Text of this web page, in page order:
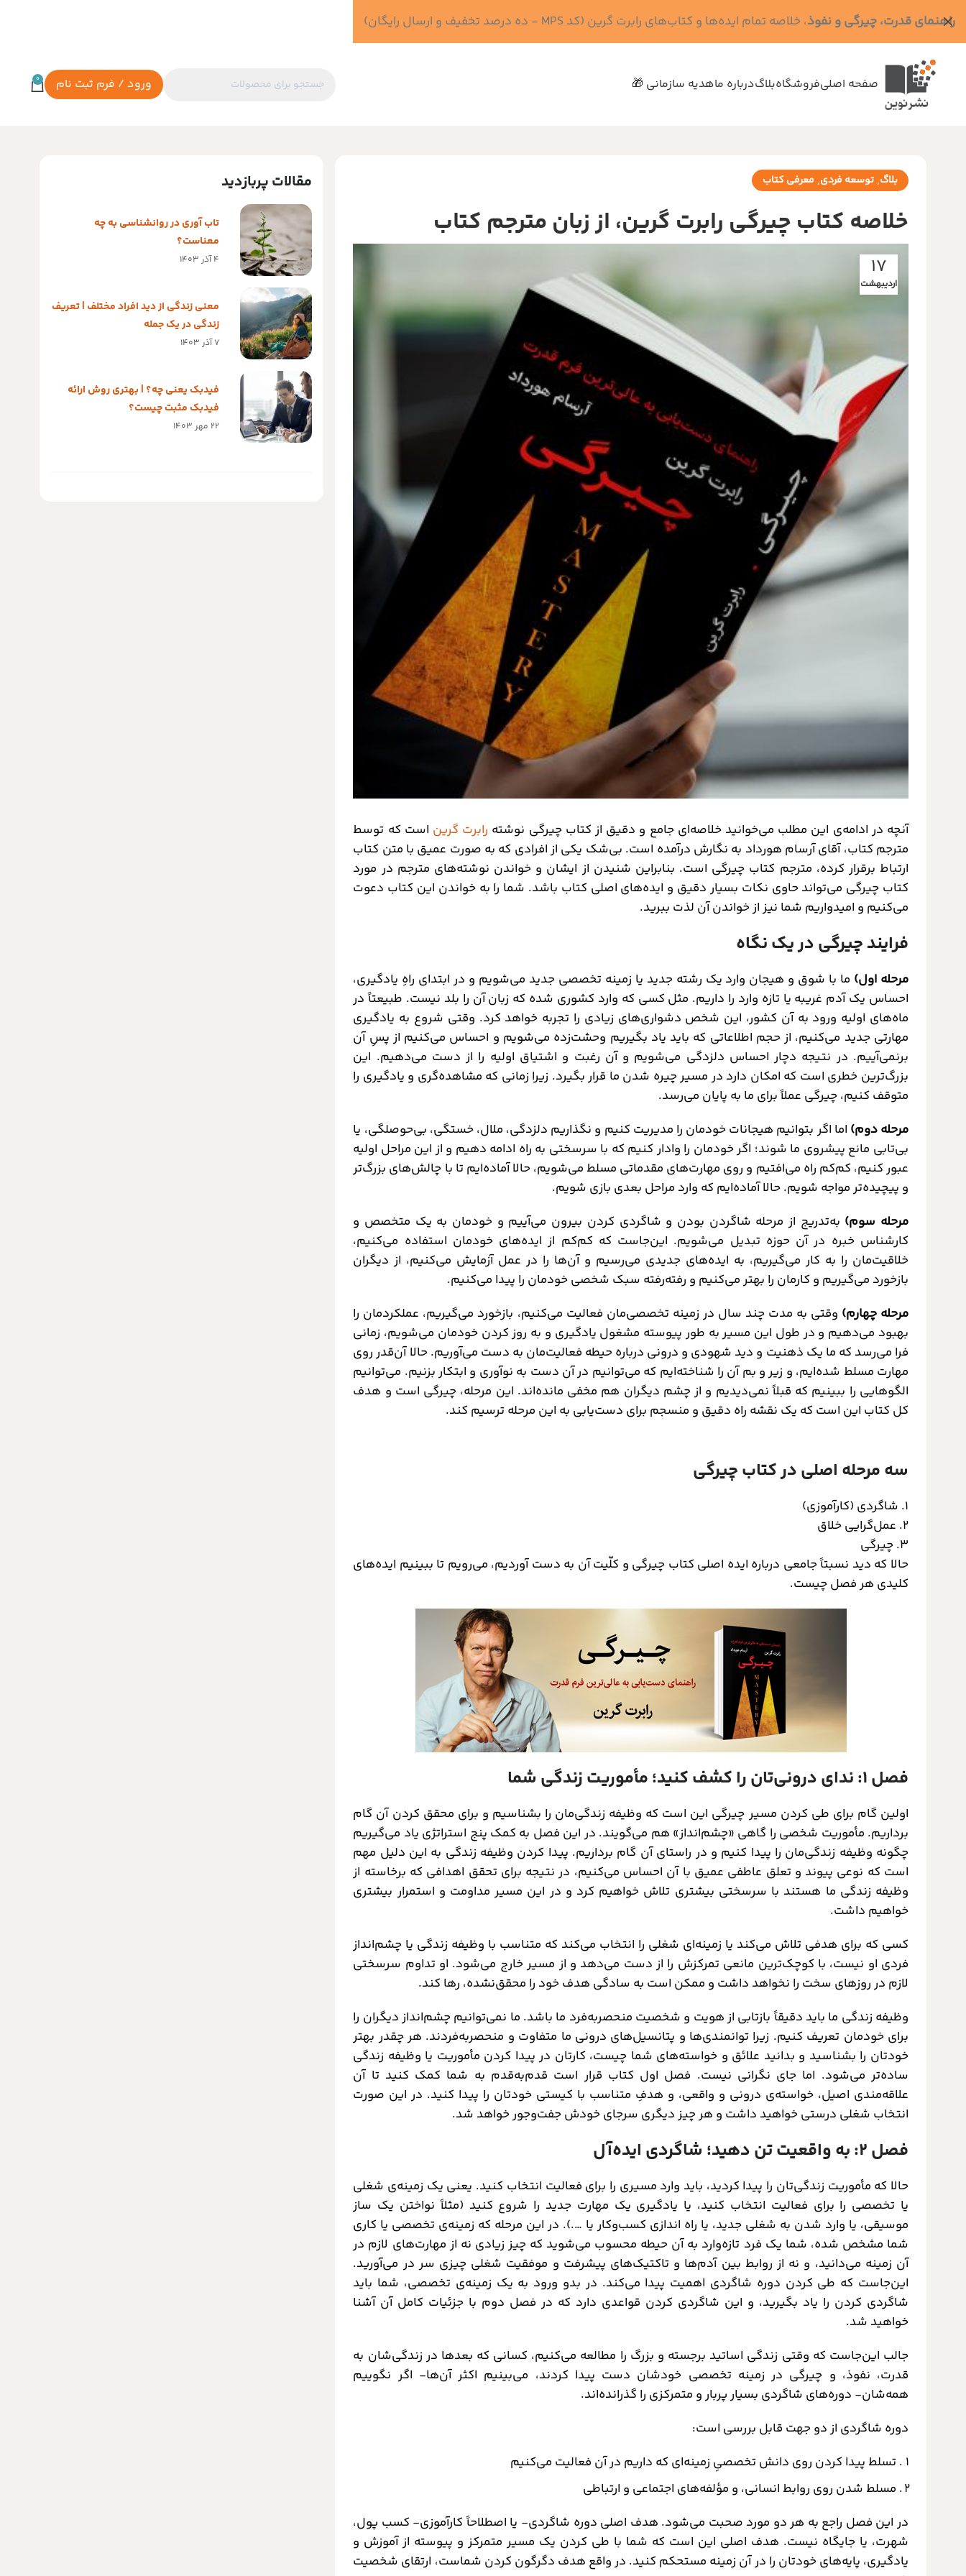
صفحه اصلیفروشگاهبلاگدرباره ماهدیه سازمانی 🎁 ورود / فرم ثبت نام 0
بلاگ, توسعه فردی, معرفی کتاب
خلاصه کتاب چیرگی رابرت گرین، از زبان مترجم کتاب
17
اردیبهشت
آنچه در ادامه‌ی این مطلب می‌خوانید خلاصه‌ای جامع و دقیق از کتاب چیرگی نوشته رابرت گرین است که توسط
مترجم کتاب، آقای آرسام هورداد به نگارش درآمده است. بی‌شک یکی از افرادی که به صورت عمیق با متن کتاب
ارتباط برقرار کرده،‌ مترجم کتاب چیرگی است. بنابراین شنیدن از ایشان و خواندن نوشته‌های مترجم در مورد
کتاب چیرگی می‌تواند حاوی نکات بسیار دقیق و ایده‌های اصلی کتاب باشد. شما را به خواندن این کتاب دعوت
می‌کنیم و امیدواریم شما نیز از خواندن آن لذت ببرید.
فرایند چیرگی در یک نگاه
مرحله اول) ما با شوق و هیجان وارد یک رشته جدید یا زمینه تخصصی جدید می‌شویم و در ابتدای راهِ یادگیری،
احساس یک آدم غریبه یا تازه وارد را داریم. مثل کسی که وارد کشوری شده که زبان آن را بلد نیست. طبیعتاً در
ماه‌های اولیه ورود به آن کشور، این شخص دشواری‌های زیادی را تجربه خواهد کرد. وقتی شروع به یادگیری
مهارتی جدید می‌کنیم، از حجم اطلاعاتی که باید یاد بگیریم وحشت‌زده می‌شویم و احساس می‌کنیم از پسِ آن
برنمی‌آییم. در نتیجه دچار احساس دلزدگی می‌شویم و آن رغبت و اشتیاق اولیه را از دست می‌دهیم. این
بزرگ‌ترین خطری است که امکان دارد در مسیر چیره شدن ما قرار بگیرد. زیرا زمانی که مشاهده‌گری و یادگیری را
متوقف کنیم، چیرگی عملاً برای ما به پایان می‌رسد.
مرحله دوم) اما اگر بتوانیم هیجانات خودمان را مدیریت کنیم و نگذاریم دلزدگی، ملال، خستگی، بی‌حوصلگی، یا
بی‌تابی مانع پیشروی ما شوند؛ اگر خودمان را وادار کنیم که با سرسختی به راه ادامه دهیم و از این مراحل اولیه
عبور کنیم، کم‌کم راه می‌افتیم و روی مهارت‌های مقدماتی مسلط می‌شویم، حالا آماده‌ایم تا با چالش‌های بزرگ‌تر
و پیچیده‌تر مواجه شویم. حالا آماده‌ایم که وارد مراحل بعدی بازی شویم.
مرحله سوم) به‌تدریج از مرحله شاگردن بودن و شاگردی کردن بیرون می‌آییم و خودمان به یک متخصص و
کارشناس خبره در آن حوزه تبدیل می‌شویم. این‌جاست که کم‌کم از ایده‌های خودمان استفاده می‌کنیم،
خلاقیت‌مان را به کار می‌گیریم، به ایده‌های جدیدی می‌رسیم و آن‌ها را در عمل آزمایش می‌کنیم، از دیگران
بازخورد می‌گیریم و کارمان را بهتر می‌کنیم و رفته‌رفته سبک شخصی خودمان را پیدا می‌کنیم.
مرحله چهارم) وقتی به مدت چند سال در زمینه تخصصی‌مان فعالیت می‌کنیم، بازخورد می‌گیریم، عملکردمان را
بهبود می‌دهیم و در طول این مسیر به طور پیوسته مشغول یادگیری و به روز کردن خودمان می‌شویم، زمانی
فرا می‌رسد که ما یک ذهنیت و دید شهودی و درونی درباره حیطه فعالیت‌مان به دست می‌آوریم. حالا آن‌قدر روی
مهارت مسلط شده‌ایم، و زیر و بم آن را شناخته‌ایم که می‌توانیم در آن دست به نوآوری و ابتکار بزنیم. می‌توانیم
الگوهایی را ببینیم که قبلاً نمی‌دیدیم و از چشم دیگران هم مخفی مانده‌اند. این مرحله، چیرگی است و هدف
کل کتاب این است که یک نقشه راه دقیق و منسجم برای دست‌یابی به این مرحله ترسیم کند.
سه مرحله اصلی در کتاب چیرگی
۱. شاگردی (کارآموزی)
۲. عمل‌گرایی خلاق
۳. چیرگی
حالا که دید نسبتاً جامعی درباره ایده اصلی کتاب چیرگی و کلّیت آن به دست آوردیم، می‌رویم تا ببینیم ایده‌های
کلیدی هر فصل چیست.
فصل ۱: ندای درونی‌تان را کشف کنید؛ مأموریت زندگی شما
اولین گام برای طی کردن مسیر چیرگی این است که وظیفه زندگی‌مان را بشناسیم و برای محقق کردن آن گام
برداریم. مأموریت شخصی را گاهی «چشم‌انداز» هم می‌گویند. در این فصل به کمک پنج استراتژی یاد می‌گیریم
چگونه وظیفه زندگی‌مان را پیدا کنیم و در راستای آن گام برداریم. پیدا کردن وظیفه زندگی به این دلیل مهم
است که نوعی پیوند و تعلق عاطفی عمیق با آن احساس می‌کنیم، در نتیجه برای تحقق اهدافی که برخاسته از
وظیفه زندگی ما هستند با سرسختی بیشتری تلاش خواهیم کرد و در این مسیر مداومت و استمرار بیشتری
خواهیم داشت.
کسی که برای هدفی تلاش می‌کند یا زمینه‌ای شغلی را انتخاب می‌کند که متناسب با وظیفه زندگی یا چشم‌انداز
فردی او نیست، با کوچک‌ترین مانعی تمرکزش را از دست می‌دهد و از مسیر خارج می‌شود. او تداوم سرسختی
لازم در روزهای سخت را نخواهد داشت و ممکن است به سادگی هدف خود را محقق‌نشده، رها کند.
وظیفه زندگی ما باید دقیقاً بازتابی از هویت و شخصیت منحصربه‌فرد ما باشد. ما نمی‌توانیم چشم‌انداز دیگران را
برای خودمان تعریف کنیم. زیرا توانمندی‌ها و پتانسیل‌های درونی ما متفاوت و منحصربه‌فردند. هر چقدر بهتر
خودتان را بشناسید و بدانید علائق و خواسته‌های شما چیست، کارتان در پیدا کردن مأموریت یا وظیفه زندگی
ساده‌تر می‌شود. اما جای نگرانی نیست. فصل اول کتاب قرار است قدم‌به‌قدم به شما کمک کنید تا آن
علاقه‌مندی اصیل، خواسته‌ی درونی و واقعی، و هدفِ متناسب با کیستی خودتان را پیدا کنید. در این صورت
انتخاب شغلی درستی خواهید داشت و هر چیز دیگری سرجای خودش جفت‌و‌جور خواهد شد.
فصل ۲: به واقعیت تن دهید؛ شاگردی ایده‌آل
حالا که مأموریت زندگی‌تان را پیدا کردید، باید وارد مسیری را برای فعالیت انتخاب کنید. یعنی یک زمینه‌ی شغلی
یا تخصصی را برای فعالیت انتخاب کنید، یا یادگیری یک مهارت جدید را شروع کنید (مثلاً نواختن یک ساز
موسیقی، یا وارد شدن به شغلی جدید، یا راه اندازی کسب‌و‌کار یا ….). در این مرحله که زمینه‌ی تخصصی یا کاری
شما مشخص شده، شما یک فرد تازه‌وارد به آن حیطه محسوب می‌شوید که چیز زیادی نه از مهارت‌های لازم در
آن زمینه می‌دانید، و نه از روابط بین آدم‌ها و تاکتیک‌های پیشرفت و موفقیت شغلی چیزی سر در می‌آورید.
این‌جاست که طی کردن دوره شاگردی اهمیت پیدا می‌کند. در بدو ورود به یک زمینه‌ی تخصصی، شما باید
شاگردی کردن را یاد بگیرید، و این شاگردی کردن قواعدی دارد که در فصل دوم با جزئیات کامل آن آشنا
خواهید شد.
جالب این‌جاست که وقتی زندگی اساتید برجسته و بزرگ را مطالعه می‌کنیم، کسانی که بعدها در زندگی‌شان به
قدرت، نفوذ، و چیرگی در زمینه تخصصی خودشان دست پیدا کردند، می‌بینیم اکثر آن‌ها- اگر نگوییم
همه‌شان- دوره‌های شاگردی بسیار پربار و متمرکزی را گذرانده‌اند.
دوره شاگردی از دو جهت قابل بررسی است:
تسلط پیدا کردن روی دانش تخصصیِ زمینه‌ای که داریم در آن فعالیت می‌کنیم
مسلط شدن روی روابط انسانی، و مؤلفه‌های اجتماعی و ارتباطی
در این فصل راجع به هر دو مورد صحبت می‌شود. هدف اصلی دوره شاگردی- یا اصطلاحاً کارآموزی- کسب پول،
شهرت، یا جایگاه نیست. هدف اصلی این است که شما با طی کردن یک مسیر متمرکز و پیوسته از آموزش و
یادگیری، پایه‌های خودتان را در آن زمینه مستحکم کنید. در واقع هدف دگرگون کردن شماست، ارتقای شخصیت
مقالات پربازدید
تاب آوری در روانشناسی به چه
معناست؟
4 آذر 1403
معنی زندگی از دید افراد مختلف | تعریف
زندگی در یک جمله
7 آذر 1403
فیدبک یعنی چه؟ | بهتری روش ارائه
فیدبک مثبت چیست؟
22 مهر 1403
راهنمای قدرت، چیرگی و نفوذ، خلاصه تمام ایده‌ها و کتاب‌های رابرت گرین (کد MPS - ده درصد تخفیف و ارسال رایگان)